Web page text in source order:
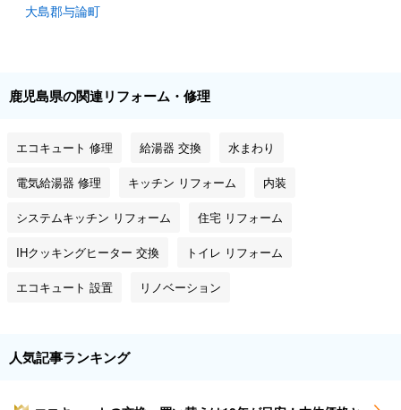
大島郡与論町
鹿児島県の関連リフォーム・修理
エコキュート 修理 給湯器 交換 水まわり
電気給湯器 修理 キッチン リフォーム 内装
システムキッチン リフォーム 住宅 リフォーム
IHクッキングヒーター 交換 トイレ リフォーム
エコキュート 設置 リノベーション
人気記事ランキング